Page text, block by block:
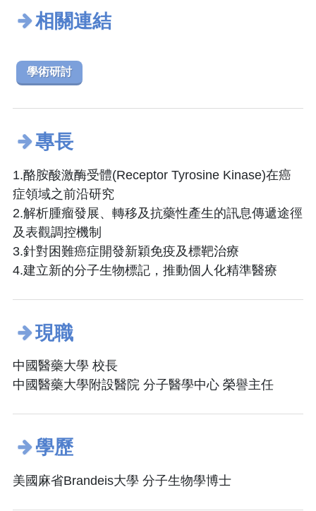
相關連結
學術研討
專長
1.酪胺酸激酶受體(Receptor Tyrosine Kinase)在癌
症領域之前沿研究
2.解析腫瘤發展、轉移及抗藥性產生的訊息傳遞途徑
及表觀調控機制
3.針對困難癌症開發新穎免疫及標靶治療
4.建立新的分子生物標記，推動個人化精準醫療
現職
中國醫藥大學 校長
中國醫藥大學附設醫院 分子醫學中心 榮譽主任
學歷
美國麻省Brandeis大學 分子生物學博士